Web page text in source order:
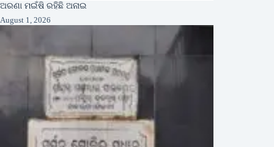
ଅରଣା ମଇଁଷି ରହିଛି ଅନାଇ
August 1, 2026